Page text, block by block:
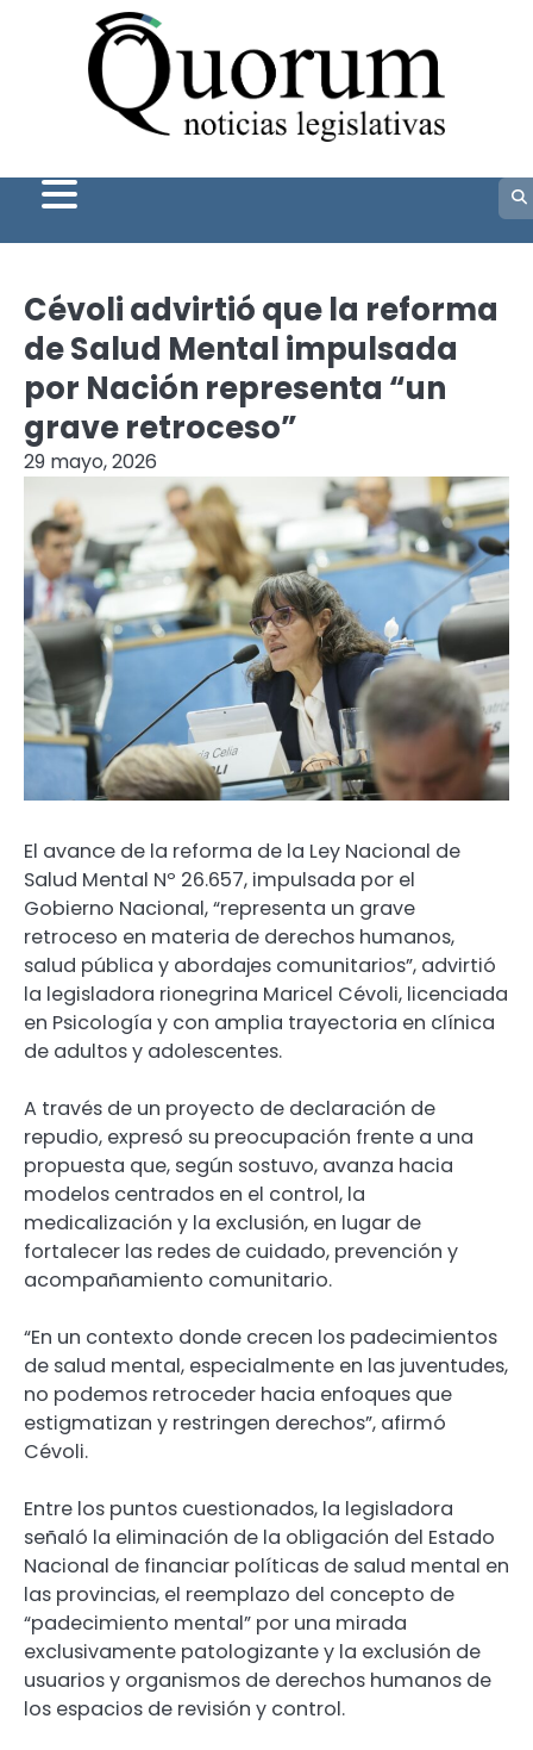
Cévoli advirtió que la reforma
de Salud Mental impulsada
por Nación representa “un
grave retroceso”
29 mayo, 2026
El avance de la reforma de la Ley Nacional de
Salud Mental Nº 26.657, impulsada por el
Gobierno Nacional, “representa un grave
retroceso en materia de derechos humanos,
salud pública y abordajes comunitarios”, advirtió
la legisladora rionegrina Maricel Cévoli, licenciada
en Psicología y con amplia trayectoria en clínica
de adultos y adolescentes.
A través de un proyecto de declaración de
repudio, expresó su preocupación frente a una
propuesta que, según sostuvo, avanza hacia
modelos centrados en el control, la
medicalización y la exclusión, en lugar de
fortalecer las redes de cuidado, prevención y
acompañamiento comunitario.
“En un contexto donde crecen los padecimientos
de salud mental, especialmente en las juventudes,
no podemos retroceder hacia enfoques que
estigmatizan y restringen derechos”, afirmó
Cévoli.
Entre los puntos cuestionados, la legisladora
señaló la eliminación de la obligación del Estado
Nacional de financiar políticas de salud mental en
las provincias, el reemplazo del concepto de
“padecimiento mental” por una mirada
exclusivamente patologizante y la exclusión de
usuarios y organismos de derechos humanos de
los espacios de revisión y control.